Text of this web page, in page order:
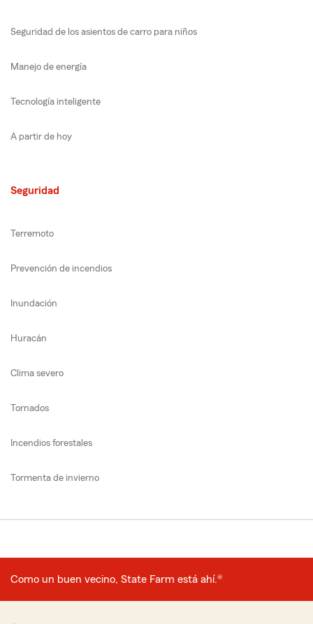
Seguridad de los asientos de carro para niños
Manejo de energía
Tecnología inteligente
A partir de hoy
Seguridad
Terremoto
Prevención de incendios
Inundación
Huracán
Clima severo
Tornados
Incendios forestales
Tormenta de invierno
Como un buen vecino, State Farm está ahí.®